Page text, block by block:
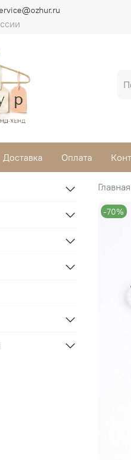
Доставка Оплата
Главная
-70%